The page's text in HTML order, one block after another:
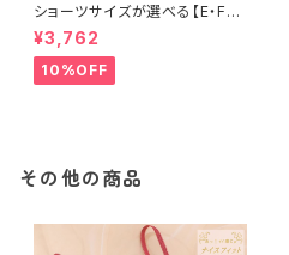
ショーツサイズが選べる【E・F】
シャルマン ブラ＆ショーツセット
¥3,762
10%OFF
その他の商品